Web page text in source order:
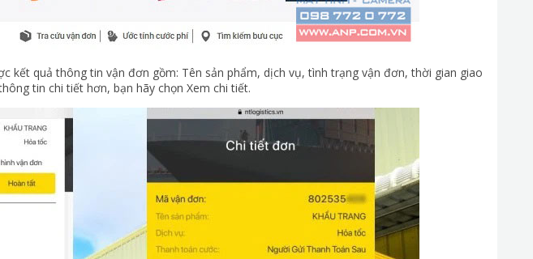
kết quả thông tin vận đơn gồm: Tên sản phẩm, dịch vụ, tình trạng vận đơn, thời gian giao
tin chi tiết hơn, bạn hãy chọn Xem chi tiết.